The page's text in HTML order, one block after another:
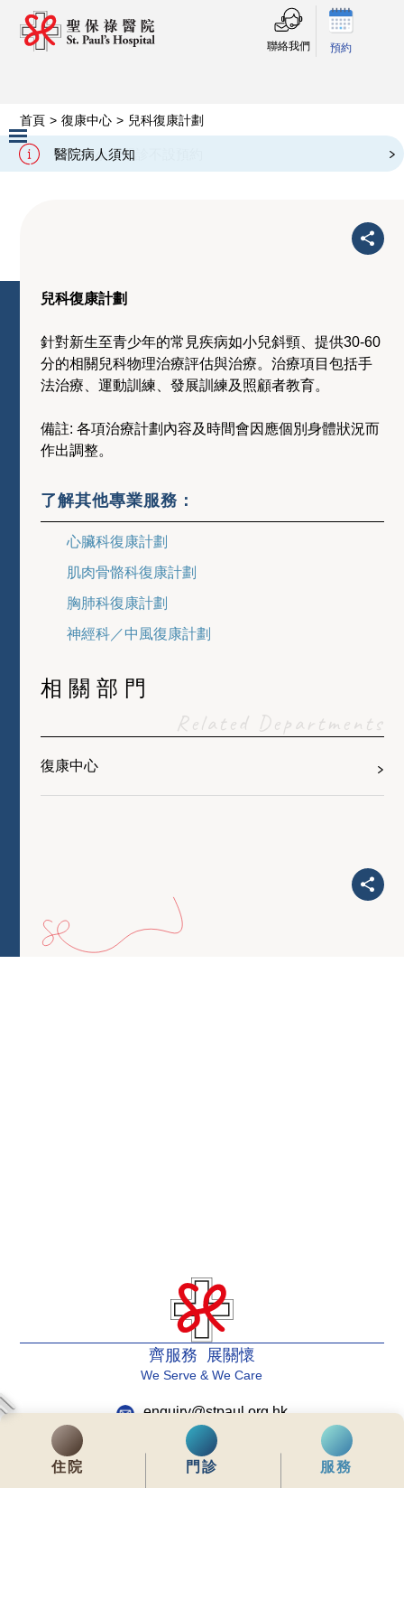
聯絡我們 預約
醫院病人須知
Slide 2 of 3.
首頁 > 復康中心 > 兒科復康計劃
兒科復康計劃
兒科復康計劃
針對新生至青少年的常見疾病如小兒斜頸、提供30-60
分的相關兒科物理治療評估與治療。治療項目包括手
法治療、運動訓練、發展訓練及照顧者教育。
備註: 各項治療計劃內容及時間會因應個別身體狀況而
作出調整。
了解其他專業服務：
心臟科復康計劃
肌肉骨骼科復康計劃
胸肺科復康計劃
神經科／中風復康計劃
相關部門
Related Departments
復康中心
住院 門診 服務
齊服務 展關懷
We Serve & We Care
enquiry@stpaul.org.hk
(852) 2890 6008